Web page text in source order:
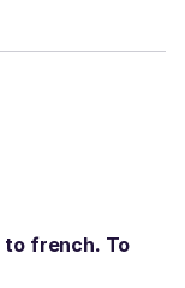
to french. To